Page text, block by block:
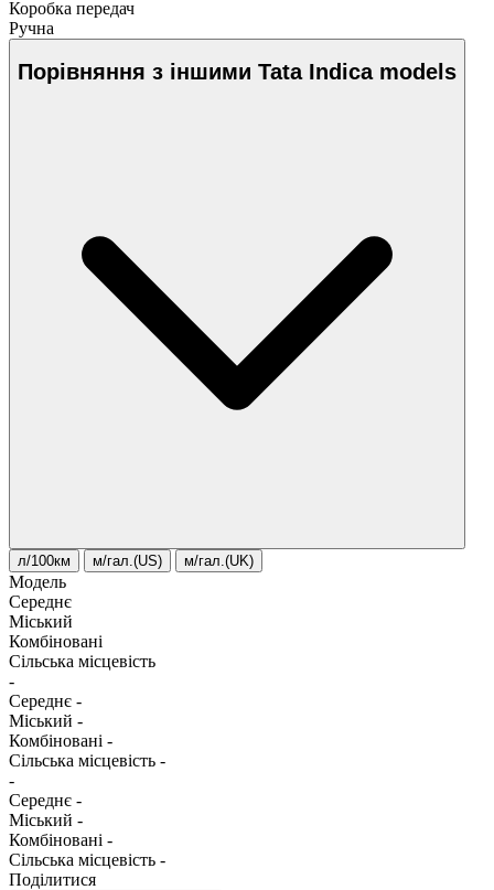
Коробка передач
Ручна
Порівняння з іншими Tata Indica models
л/100км м/гал.(US) м/гал.(UK)
Модель
Середнє
Міський
Комбіновані
Сільська місцевість
-
Середнє -
Міський -
Комбіновані -
Сільська місцевість -
-
Середнє -
Міський -
Комбіновані -
Сільська місцевість -
Поділитися